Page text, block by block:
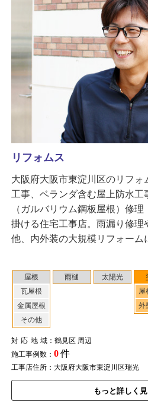
屋根
瓦屋根
金属屋根
その他
雨樋 太陽光
屋
外
対応地域：鶴見区 周辺
施工事例数： 0件
工事店住所：大阪府大阪市東淀川区瑞光
もっと詳しく
リフォムス
大阪府大阪市東淀川区のリフォ
工事、ベランダ含む屋上防水工
（ガルバリウム鋼板屋根）修
掛ける住宅工事店。雨漏り修理
他、内外装の大規模リフォーム